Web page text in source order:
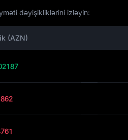
dəyişikliklərini izləyin:
(AZN)